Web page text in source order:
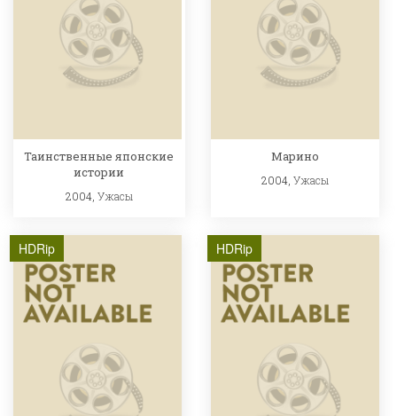
Таинственные японские
истории
2004, Ужасы
Марино
2004,Ужасы
HDRip HDRip